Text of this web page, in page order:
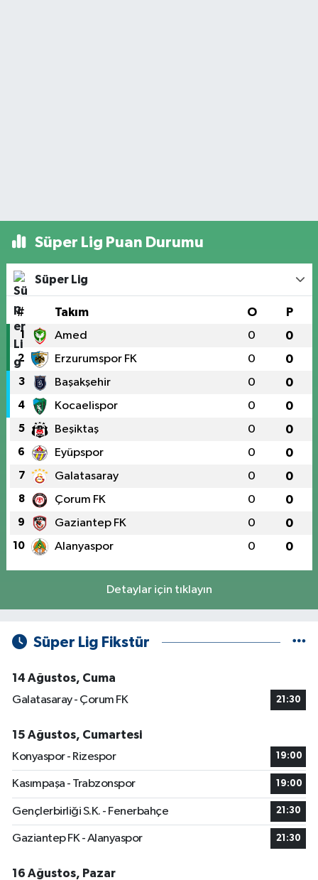
Süper Lig Puan Durumu
Süper Lig
# Takım O P
1 Amed 0 0
2 Erzurumspor FK 0 0
3 Başakşehir 0 0
4 Kocaelispor 0 0
5 Beşiktaş 0 0
6 Eyüpspor 0 0
7 Galatasaray 0 0
8 Çorum FK 0 0
9 Gaziantep FK 0 0
10 Alanyaspor 0 0
Detaylar için tıklayın
Süper Lig Fikstür
14 Ağustos, Cuma
Galatasaray - Çorum FK
21:30
15 Ağustos, Cumartesi
Konyaspor - Rizespor
19:00
Kasımpaşa - Trabzonspor 19:00
Gençlerbirliği S.K. - Fenerbahçe 21:30
Gaziantep FK - Alanyaspor 21:30
16 Ağustos, Pazar